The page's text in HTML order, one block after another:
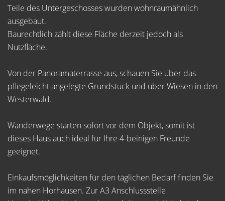
Teile des Untergeschosses wurden wohnraumähnlich
ausgebaut.
Baurechtlich zählt diese Fläche derzeit jedoch als
Nutzfläche.
Von der Panoramaterrasse aus, schauen Sie über das
pflegeleicht angelegte Grundstück und über Wiesen in den
Westerwald.
Wanderwege starten sofort vor dem Objekt, somit ist
dieses Haus auch ideal für Ihre 4-beinigen Freunde
geeignet.
Einkaufsmöglichkeiten für den täglichen Bedarf finden Sie
im nahen Horhausen. Zur A3 Anschlussstelle